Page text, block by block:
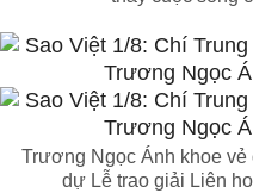
Trương Ngọc Ánh khoe vẻ
dự Lễ trao giải Liên